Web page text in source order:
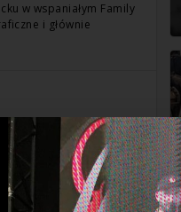
w wspaniałym Family
i głównie
NIE ROBIĘ